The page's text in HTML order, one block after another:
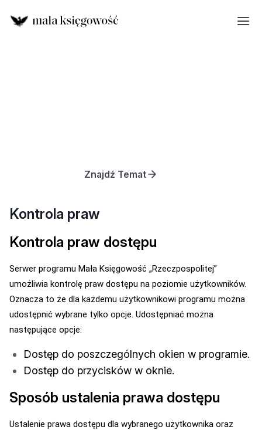
Znajdź Temat
Kontrola praw
Kontrola praw dostępu
Serwer programu Mała Księgowość „Rzeczpospolitej”
umożliwia kontrolę praw dostępu na poziomie użytkowników.
Oznacza to że dla każdemu użytkownikowi programu można
udostępnić wybrane tylko opcje. Udostępniać można
następujące opcje:
Dostęp do poszczególnych okien w programie.
Dostęp do przycisków w oknie.
Sposób ustalenia prawa dostępu
Ustalenie prawa dostępu dla wybranego użytkownika oraz